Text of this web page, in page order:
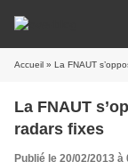
Accueil » La FNAUT
La FNAUT
radars fixes
Publié le 20/02/2013 à